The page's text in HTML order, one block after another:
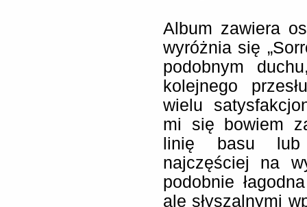
Album zawiera
wyróżnia się
podobnym
kolejnego
wielu
mi się bowiem
linię basu lub
najczęściej na
podobnie
ale słyszalnymi